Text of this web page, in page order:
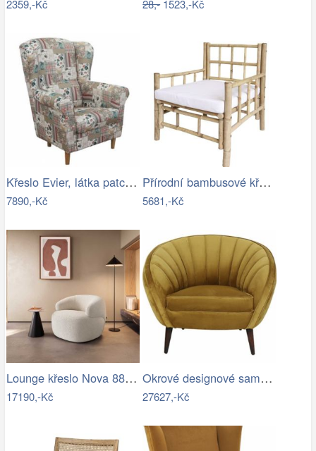
2359,-Kč 28,-1523,-Kč
Křeslo Evier, látka patchwork Viorica 1
7890,-Kč
Přírodní bambusové křeslo Bamboo Lyon -…
5681,-Kč
Lounge křeslo Nova 88x88 cm bouclé…
17190,-Kč
Okrové designové sametové křeslo Almond…
27627,-Kč